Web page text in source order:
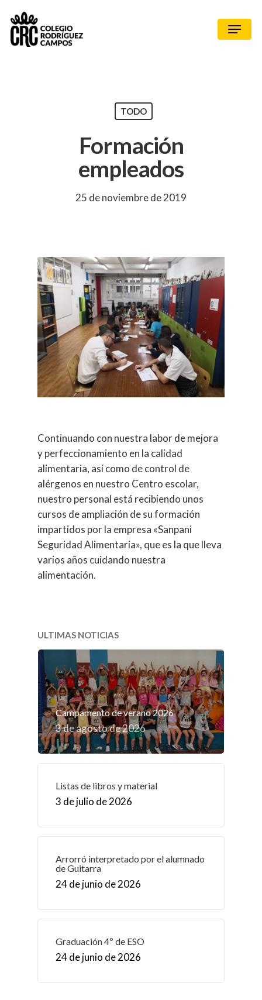
TODO
Formación
empleados
25 de noviembre de 2019
Continuando con nuestra labor de mejora
y perfeccionamiento en la calidad
alimentaria, así como de control de
alérgenos en nuestro Centro escolar,
nuestro personal está recibiendo unos
cursos de ampliación de su formación
impartidos por la empresa «Sanpani
Seguridad Alimentaria», que es la que lleva
varios años cuidando nuestra
alimentación.
ULTIMAS NOTICIAS
Campamento de verano 2026
3 de agosto de 2026
Listas de libros y material
3 de julio de 2026
Arrorró interpretado por el alumnado
de Guitarra
24 de junio de 2026
Graduación 4º de ESO
24 de junio de 2026